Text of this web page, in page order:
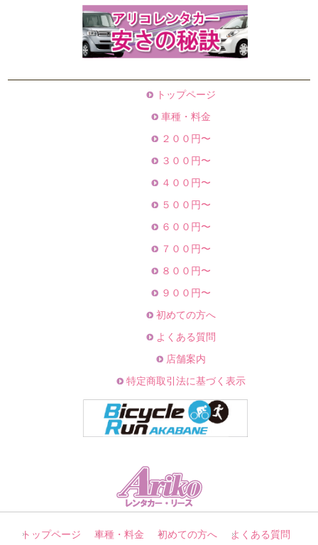
トップページ
車種・料金
２００円〜
３００円〜
４００円〜
５００円〜
６００円〜
７００円〜
８００円〜
９００円〜
初めての方へ
よくある質問
店舗案内
特定商取引法に基づく表示
トップページ 車種・料金 初めての方へ よくある質問